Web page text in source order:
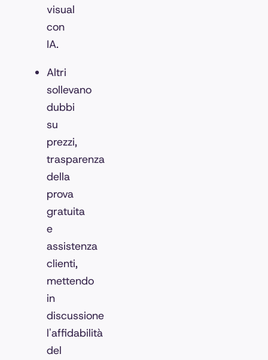
visual
con
IA.
Altri
sollevano
dubbi
su
prezzi,
trasparenza
della
prova
gratuita
e
assistenza
clienti,
mettendo
in
discussione
l'affidabilità
del